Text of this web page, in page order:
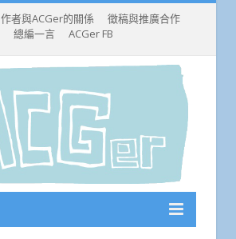
作者與ACGer的關係
徵稿與推廣合作
總編一言
ACGer FB